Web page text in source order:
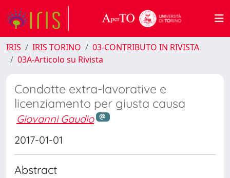
IRIS IRIS TORINO
03-CONTRIBUTO IN RIVISTA
03A-Articolo su Rivista
Condotte extra-lavorative e
licenziamento per giusta causa
Giovanni Gaudio
2017-01-01
Abstract